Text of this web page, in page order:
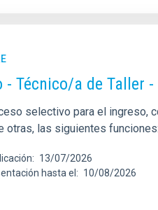
- Técnico/a de Taller
selectivo para el ingreso,
otras, las siguientes
13/07/2026
hasta el
10/08/2026